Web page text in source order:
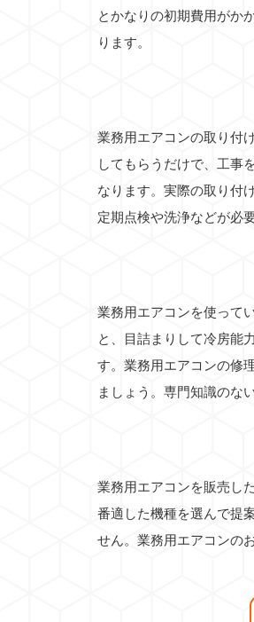
とかなりの初期費用がか
ります。
業務用エアコンの取り付
してもらうだけで、工事
なります。実際の取り付
定期点検や洗浄などが必
業務用エアコンを使って
と、目詰まりして冷房能
す。業務用エアコンの修
ましょう。専門知識のな
業務用エアコンを販売し
番適した機種を選んで提
せん。業務用エアコンの